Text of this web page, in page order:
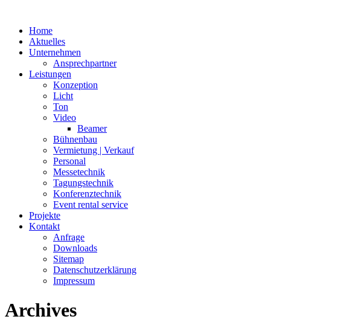
Home
Aktuelles
Unternehmen
Ansprechpartner
Leistungen
Konzeption
Licht
Ton
Video
Beamer
Bühnenbau
Vermietung | Verkauf
Personal
Messetechnik
Tagungstechnik
Konferenztechnik
Event rental service
Projekte
Kontakt
Anfrage
Downloads
Sitemap
Datenschutzerklärung
Impressum
Archives